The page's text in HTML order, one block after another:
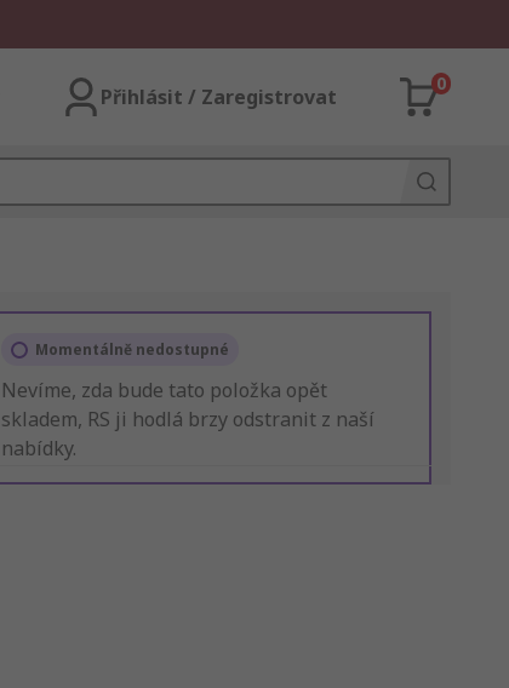
Přihlásit / Zaregistrovat
0
Momentálně nedostupné
Nevíme, zda bude tato položka opět
skladem, RS ji hodlá brzy odstranit z naší
nabídky.